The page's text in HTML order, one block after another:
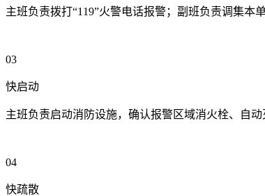
主班负责拨打“119”火警电话报警；副班负责调集本
03
快启动
主班负责启动消防设施，确认报警区域消火栓、自
04
快疏散